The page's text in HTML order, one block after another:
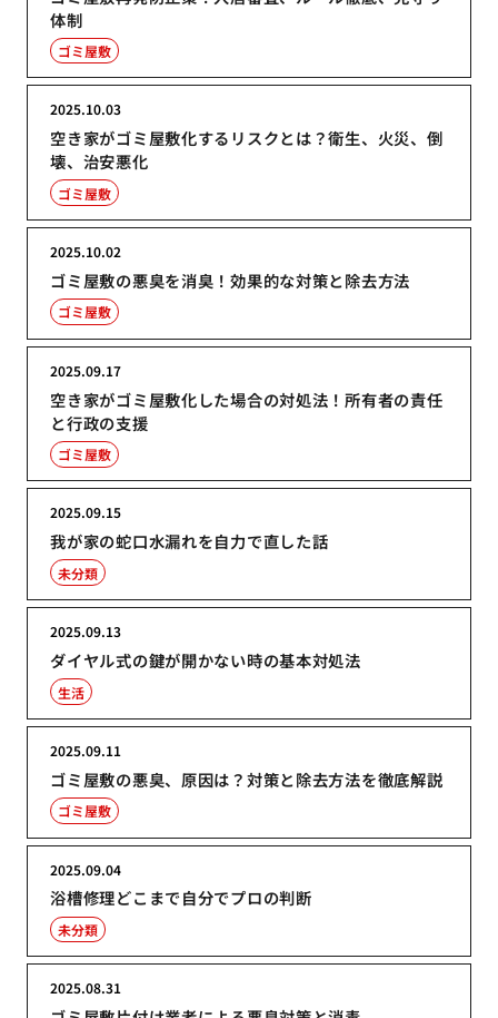
体制
ゴミ屋敷
空き家がゴミ屋敷化するリスクとは？衛生、火災、倒
壊、治安悪化
2025.10.03
ゴミ屋敷
ゴミ屋敷の悪臭を消臭！効果的な対策と除去方法
2025.10.02
ゴミ屋敷
空き家がゴミ屋敷化した場合の対処法！所有者の責任
と行政の支援
2025.09.17
ゴミ屋敷
我が家の蛇口水漏れを自力で直した話
2025.09.15
未分類
ダイヤル式の鍵が開かない時の基本対処法
2025.09.13
生活
ゴミ屋敷の悪臭、原因は？対策と除去方法を徹底解説
2025.09.11
ゴミ屋敷
浴槽修理どこまで自分でプロの判断
2025.09.04
未分類
2025.08.31